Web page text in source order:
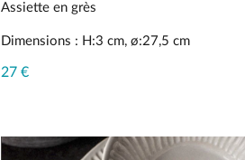
Assiette en grès
Dimensions : H:3 cm, ø:27,5 cm
27 €